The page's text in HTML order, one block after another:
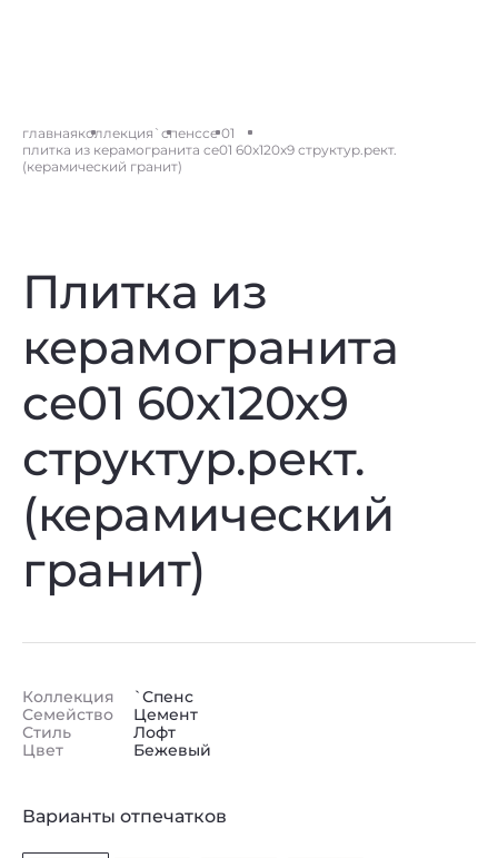
главнаяколлекция `спенсce 01
плитка из керамогранита ce01 60x120x9 структур.рект.
(керамический гранит)
Плитка из
керамогранита
ce01 60x120x9
структур.рект.
(керамический
гранит)
Коллекция
Семейство
Стиль
Цвет
`Спенс
Цемент
Лофт
Бежевый
Варианты отпечатков